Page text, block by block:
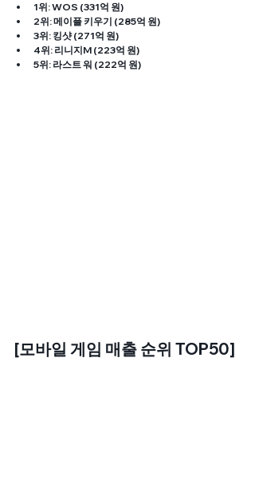
1위: WOS (331억 원)
2위: 메이플 키우기 (285억 원)
3위: 킹샷 (271억 원)
4위: 리니지M (223억 원)
5위: 라스트 워 (222억 원)
[모바일 게임 매출 순위 TOP50]